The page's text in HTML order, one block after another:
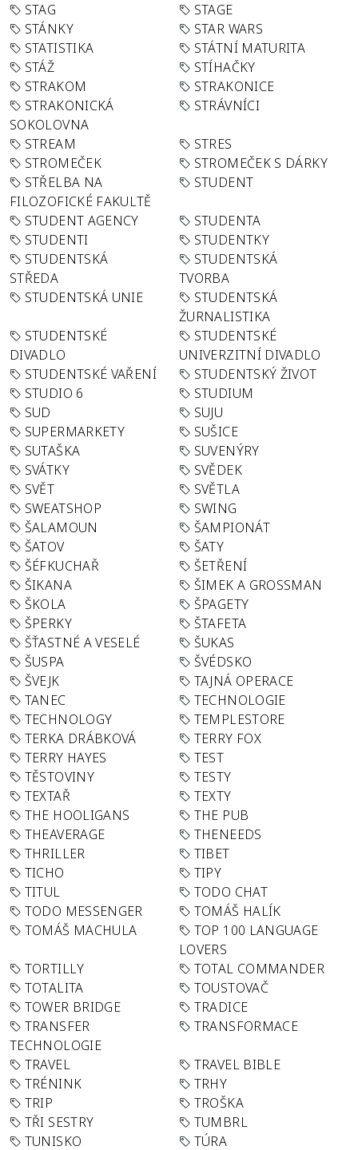
STAG
STAGE
STÁNKY
STAR WARS
STATISTIKA
STÁTNÍ MATURITA
STÁŽ
STÍHAČKY
STRAKOM
STRAKONICE
STRAKONICKÁ
SOKOLOVNA
STRÁVNÍCI
STREAM
STRES
STROMEČEK
STROMEČEK S DÁRKY
STŘELBA NA
FILOZOFICKÉ FAKULTĚ
STUDENT
STUDENT AGENCY
STUDENTA
STUDENTI
STUDENTKY
STUDENTSKÁ
STŘEDA
STUDENTSKÁ
TVORBA
STUDENTSKÁ UNIE
STUDENTSKÁ
ŽURNALISTIKA
STUDENTSKÉ
DIVADLO
STUDENTSKÉ
UNIVERZITNÍ DIVADLO
STUDENTSKÉ VAŘENÍ
STUDENTSKÝ ŽIVOT
STUDIO 6
STUDIUM
SUD
SUJU
SUPERMARKETY
SUŠICE
SUTAŠKA
SUVENÝRY
SVÁTKY
SVĚDEK
SVĚT
SVĚTLA
SWEATSHOP
SWING
ŠALAMOUN
ŠAMPIONÁT
ŠATOV
ŠATY
ŠÉFKUCHAŘ
ŠETŘENÍ
ŠIKANA
ŠIMEK A GROSSMAN
ŠKOLA
ŠPAGETY
ŠPERKY
ŠTAFETA
ŠŤASTNÉ A VESELÉ
ŠUKAS
ŠUSPA
ŠVÉDSKO
ŠVEJK
TAJNÁ OPERACE
TANEC
TECHNOLOGIE
TECHNOLOGY
TEMPLESTORE
TERKA DRÁBKOVÁ
TERRY FOX
TERRY HAYES
TEST
TĚSTOVINY
TESTY
TEXTAŘ
TEXTY
THE HOOLIGANS
THE PUB
THEAVERAGE
THENEEDS
THRILLER
TIBET
TICHO
TIPY
TITUL
TODO CHAT
TODO MESSENGER
TOMÁŠ HALÍK
TOMÁŠ MACHULA
TOP 100 LANGUAGE
LOVERS
TORTILLY
TOTAL COMMANDER
TOTALITA
TOUSTOVAČ
TOWER BRIDGE
TRADICE
TRANSFER
TECHNOLOGIE
TRANSFORMACE
TRAVEL
TRAVEL BIBLE
TRÉNINK
TRHY
TRIP
TROŠKA
TŘI SESTRY
TUMBRL
TUNISKO
TÚRA